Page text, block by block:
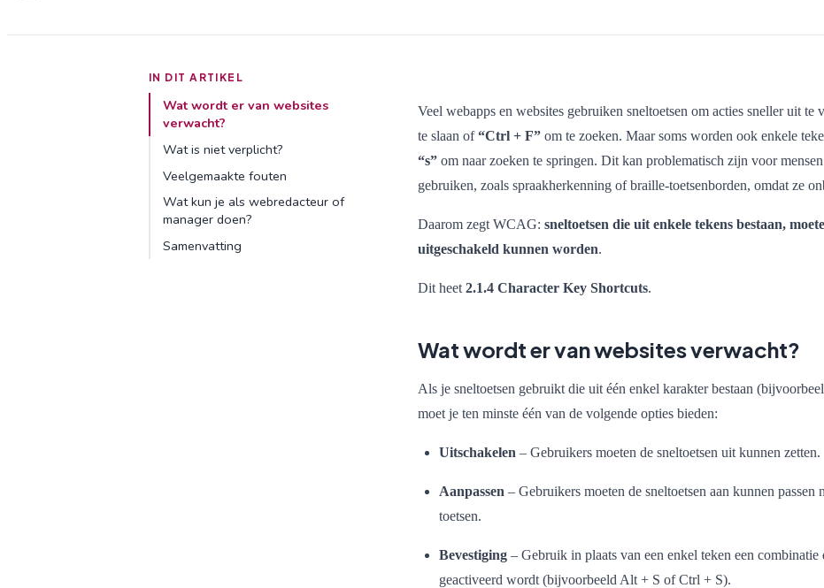
IN DIT ARTIKEL
Wat wordt er van websites
verwacht?
Wat is niet verplicht?
Veelgemaakte fouten
Wat kun je als webredacteur of
manager doen?
Samenvatting
Veel webapps en websites gebruiken sneltoetsen om acties sneller uit te
te slaan of“Ctrl + F” om te zoeken. Maar soms worden ook enkele
“s” om naar zoeken te springen. Dit kan problematisch zijn voor
gebruiken, zoals spraakherkenning of braille-toetsenborden, omdat ze
Daarom zegt WCAG: sneltoetsen die uit enkele tekens bestaan,
uitgeschakeld kunnen worden.
Dit heet 2.1.4 Character Key Shortcuts.
Wat wordt er van websites verwacht?
Als je sneltoetsen gebruikt die uit één enkel karakter bestaan
moet je ten minste één van de volgende opties bieden:
Uitschakelen – Gebruikers moeten de sneltoetsen uit kunnen zetten.
Aanpassen – Gebruikers moeten de sneltoetsen aan kunnen passen
toetsen.
Bevestiging – Gebruik in plaats van een enkel teken een
geactiveerd wordt (bijvoorbeeld Alt + S of Ctrl + S).